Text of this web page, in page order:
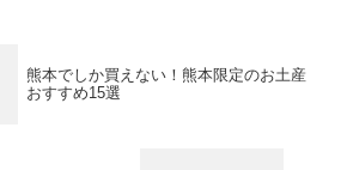
熊本でしか買えない！熊本限定のお土産
おすすめ15選